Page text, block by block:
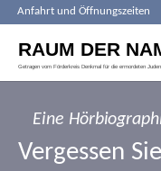
Anfahrt und Öffnungszeiten
Eine
Vergessen